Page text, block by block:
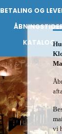
BETALING OG
KATALOG
vi